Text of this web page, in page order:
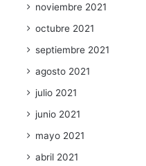
noviembre 2021
octubre 2021
septiembre 2021
agosto 2021
julio 2021
junio 2021
mayo 2021
abril 2021